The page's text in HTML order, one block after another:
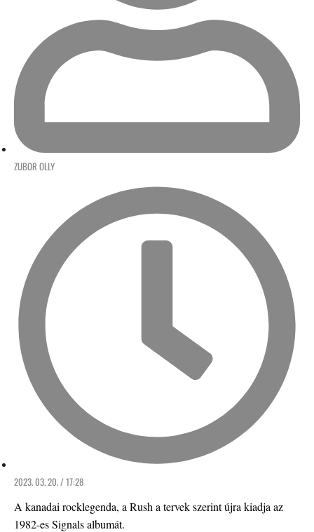
ZUBOR OLLY
2023. 03. 20. / 17:28
A kanadai rocklegenda, a Rush a tervek szerint újra kiadja az
1982-es Signals albumát.